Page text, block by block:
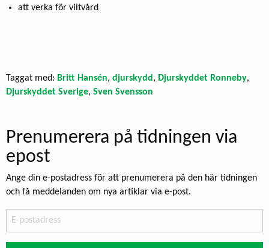
att verka för viltvård
Taggat med: Britt Hansén, djurskydd , Djurskyddet Ronneby,
Djurskyddet Sverige, Sven Svensson
Prenumerera på tidningen via
epost
Ange din e-postadress för att prenumerera på den här tidningen
och få meddelanden om nya artiklar via e-post.
postadress